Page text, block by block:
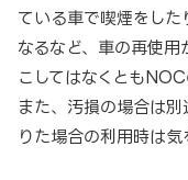
ている車で喫煙をし
なるなど、車の再使用
こしてはなくとも
また、汚損の場合は
りた場合の利用時は気